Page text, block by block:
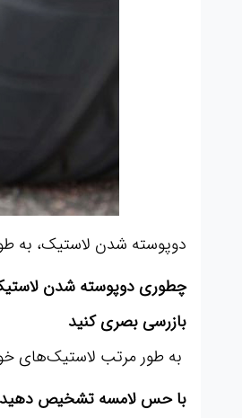
دوپوسته شدن لاستیک، به
چطوری دوپوسته شدن
بازرسی بصری کنید
به طور مرتب لاستیک‌های
با حس لامسه تشخیص دهید